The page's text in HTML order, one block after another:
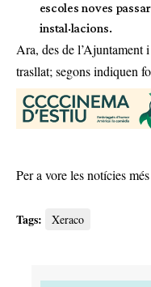
escoles noves
instal·lacions.
Ara, des de l’Ajuntament
trasllat; segons indiquen
Per a vore les notícies
Tags: Xeraco